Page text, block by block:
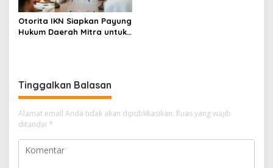
Otorita IKN Siapkan Payung
Hukum Daerah Mitra untuk
Tinggalkan Balasan
Alamat email Anda tidak akan dipublikasikan. Ruas yang wajib
ditandai *